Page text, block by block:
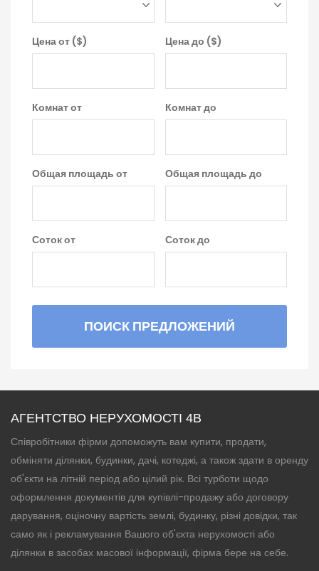
Цена от ($) Цена до ($)
Комнат от Комнат до
Общая площадь от Общая площадь до
Соток от Соток до
ПОИСК ПРЕДЛОЖЕНИЙ
АГЕНТСТВО НЕРУХОМОСТІ 4B
Співробітники фірми допоможуть вам купити, продати,
обміняти ділянки, будинки, дачі, котеджі, а також здати в оренду
об'єкти на літній період або цілий рік. Всі турботи щодо
оформлення документів для купівлі-продажу або договору
дарування, оціночну вартість землі, будинку, різні довідки, так
само як і рекламування Вашого об'єкта нерухомості або
ділянки в засобах масової інформації, фірма бере на себе.